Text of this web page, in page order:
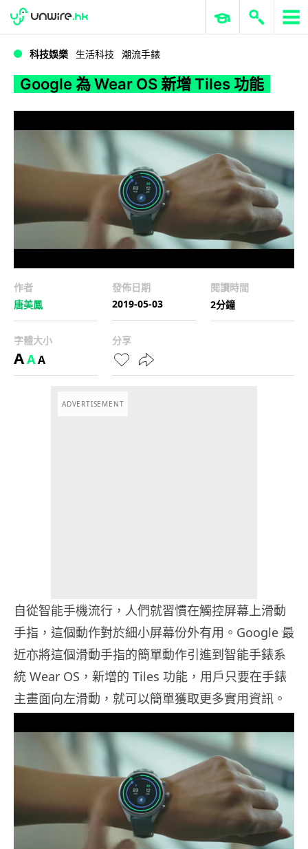
Google 為 Wear OS 新增 Tiles 功能
WWDC 2026 ERP 與商業 AI
科技娛樂 生活科技 潮流手錶
Google 為 Wear OS 新增 Tiles 功能
作者
唐美鳳
發佈日期
2019-05-03
閱讀時間
2分鐘
字體大小
AAA
分享
ADVERTISEMENT
自從智能手機流行，人們就習慣在觸控屏幕上滑動
手指，這個動作對於細小屏幕份外有用。Google 最
近亦將這個滑動手指的簡單動作引進到智能手錶系
統 Wear OS，新增的 Tiles 功能，用戶只要在手錶
主畫面向左滑動，就可以簡單獲取更多實用資訊。